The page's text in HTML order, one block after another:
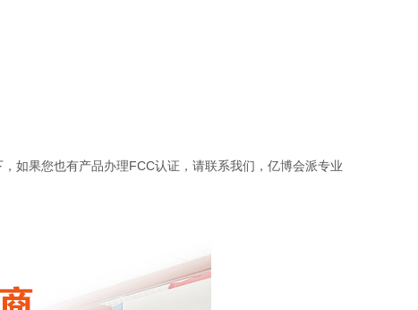
果您也有产品办理FCC认证，请联系我们，亿博会派专业